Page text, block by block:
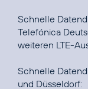
Telefónica
weiteren LTE-
Schnelle